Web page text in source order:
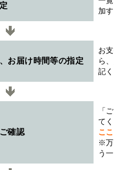
加
お届け時間等の指定
お
ら
記
確認
「
て
こ
※万
う